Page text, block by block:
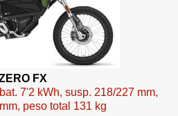
FX
7'2 kWh, susp. 218/227 mm,
peso total 131 kg